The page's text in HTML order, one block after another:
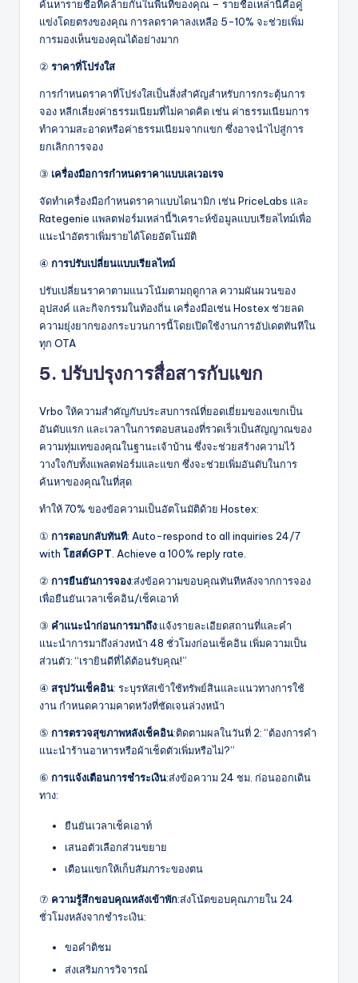
ค้นหารายชื่อที่คล้ายกันในพื้นที่ของคุณ – รายชื่อเหล่านี้คือคู่
แข่งโดยตรงของคุณ การลดราคาลงเหลือ 5-10% จะช่วยเพิ่ม
การมองเห็นของคุณได้อย่างมาก
② ราคาที่โปร่งใส
การกำหนดราคาที่โปร่งใสเป็นสิ่งสำคัญสำหรับการกระตุ้นการ
จอง หลีกเลี่ยงค่าธรรมเนียมที่ไม่คาดคิด เช่น ค่าธรรมเนียมการ
ทำความสะอาดหรือค่าธรรมเนียมจากแขก ซึ่งอาจนำไปสู่การ
ยกเลิกการจอง
③ เครื่องมือการกำหนดราคาแบบเลเวอเรจ
จัดทำเครื่องมือกำหนดราคาแบบไดนามิก เช่น PriceLabs และ
Rategenie แพลตฟอร์มเหล่านี้วิเคราะห์ข้อมูลแบบเรียลไทม์เพื่อ
แนะนำอัตราเพิ่มรายได้โดยอัตโนมัติ
④ การปรับเปลี่ยนแบบเรียลไทม์
ปรับเปลี่ยนราคาตามแนวโน้มตามฤดูกาล ความผันผวนของ
อุปสงค์ และกิจกรรมในท้องถิ่น เครื่องมือเช่น Hostex ช่วยลด
ความยุ่งยากของกระบวนการนี้โดยเปิดใช้งานการอัปเดตทันทีใน
ทุก OTA
5. ปรับปรุงการสื่อสารกับแขก
Vrbo ให้ความสำคัญกับประสบการณ์ที่ยอดเยี่ยมของแขกเป็น
อันดับแรก และเวลาในการตอบสนองที่รวดเร็วเป็นสัญญาณของ
ความทุ่มเทของคุณในฐานะเจ้าบ้าน ซึ่งจะช่วยสร้างความไว้
วางใจกับทั้งแพลตฟอร์มและแขก ซึ่งจะช่วยเพิ่มอันดับในการ
ค้นหาของคุณในที่สุด
ทำให้ 70% ของข้อความเป็นอัตโนมัติด้วย Hostex:
① การตอบกลับทันที: Auto-respond to all inquiries 24/7
with โฮสต์GPT. Achieve a 100% reply rate.
② การยืนยันการจอง:ส่งข้อความขอบคุณทันทีหลังจากการจอง
เพื่อยืนยันเวลาเช็คอิน/เช็คเอาท์
③ คำแนะนำก่อนการมาถึง:แจ้งรายละเอียดสถานที่และคำ
แนะนำการมาถึงล่วงหน้า 48 ชั่วโมงก่อนเช็คอิน เพิ่มความเป็น
ส่วนตัว: “เรายินดีที่ได้ต้อนรับคุณ!”
④ สรุปวันเช็คอิน: ระบุรหัสเข้าใช้ทรัพย์สินและแนวทางการใช้
งาน กำหนดความคาดหวังที่ชัดเจนล่วงหน้า
⑤ การตรวจสุขภาพหลังเช็คอิน:ติดตามผลในวันที่ 2: “ต้องการคำ
แนะนำร้านอาหารหรือผ้าเช็ดตัวเพิ่มหรือไม่?”
⑥ การแจ้งเตือนการชำระเงิน:ส่งข้อความ 24 ชม. ก่อนออกเดิน
ทาง:
ยืนยันเวลาเช็คเอาท์
เสนอตัวเลือกส่วนขยาย
เตือนแขกให้เก็บสัมภาระของตน
⑦ ความรู้สึกขอบคุณหลังเข้าพัก:ส่งโน้ตขอบคุณภายใน 24
ชั่วโมงหลังจากชำระเงิน:
ขอคำติชม
ส่งเสริมการวิจารณ์